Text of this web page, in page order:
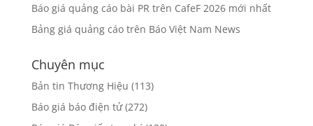
Báo giá quảng cáo bài PR trên CafeF 2026 mới nhất
Bảng giá quảng cáo trên Báo Việt Nam News
Chuyên mục
Bản tin Thương Hiệu (113)
Báo giá báo điện tử(272)